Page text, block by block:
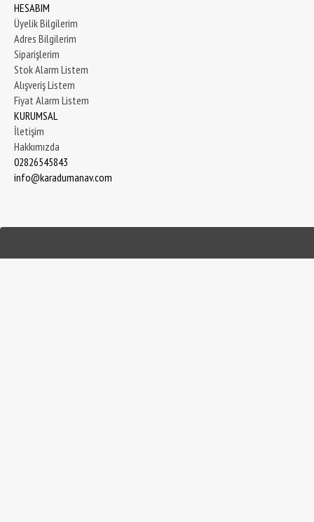
HESABIM
Üyelik Bilgilerim
Adres Bilgilerim
Siparişlerim
Stok Alarm Listem
Alışveriş Listem
Fiyat Alarm Listem
KURUMSAL
İletişim
Hakkımızda
02826545843
info@karadumanav.com